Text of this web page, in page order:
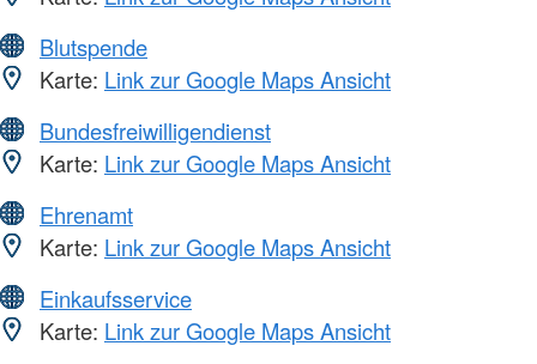
Blutspende
Karte: Link zur Google Maps Ansicht
Bundesfreiwilligendienst
Karte: Link zur Google Maps Ansicht
Ehrenamt
Karte: Link zur Google Maps Ansicht
Einkaufsservice
Karte: Link zur Google Maps Ansicht